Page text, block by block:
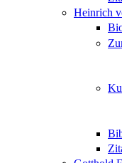
Heinrich